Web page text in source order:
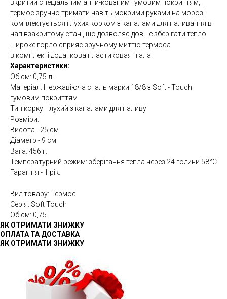
вкритий спеціальним анти-ковзним гумовим покриттям,
термос зручно тримати навіть мокрими руками на морозі
комплектується глухих корком з каналами для наливання в
напівзакритому стані, що дозволяє довше зберігати тепло
широке горло сприяє зручному миттю термоса
в комплекті додаткова пластиковая піала.
Характеристики:
Об'єм: 0,75 л.
Матеріал: Нержавіюча сталь марки 18/8 з Soft - Touch
гумовим покриттям
Тип корку: глухий з каналами для наливу
Розміри:
Висота - 25 см
Діаметр - 9 см
Вага: 456 г.
Температурний режим: зберігання тепла через 24 години 58°C
Гарантія - 1 рік.
Вид товару: Термос
Серія: Soft Touch
Об'єм: 0,75
ЯК ОТРИМАТИ ЗНИЖКУ
ОПЛАТА ТА ДОСТАВКА
ЯК ОТРИМАТИ ЗНИЖКУ